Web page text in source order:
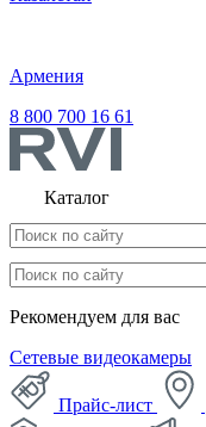
Армения
8 800 700 16 61
Каталог
Рекомендуем для вас
Сетевые видеокамеры
Прайс-лист